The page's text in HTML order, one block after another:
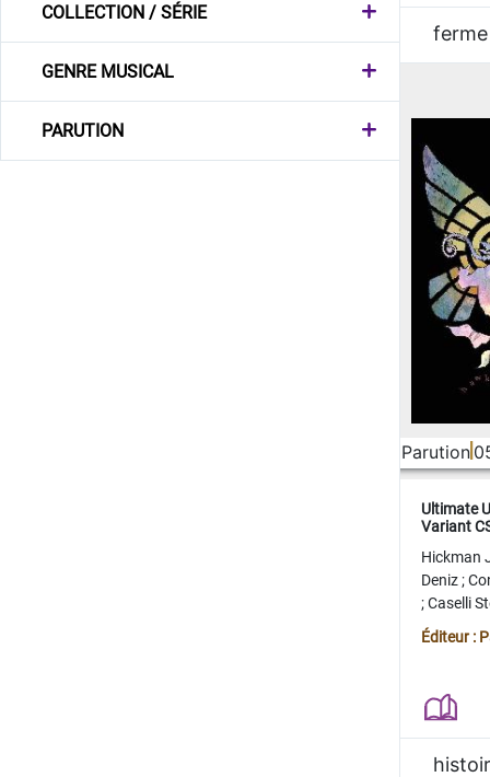
COLLECTION / SÉRIE
GENRE MUSICAL
PARUTION
ferme
Parution
Ultimate
Variant
Hickman
Deniz;
;Caselli
Juan
Éditeur :